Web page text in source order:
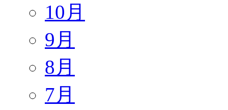
10月
9月
8月
7月